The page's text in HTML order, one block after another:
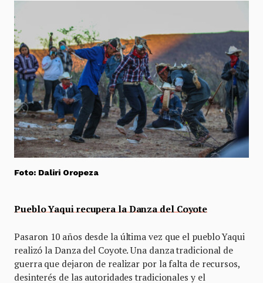
Foto: Daliri Oropeza
Pueblo Yaqui recupera la Danza del Coyote
Pasaron 10 años desde la última vez que el pueblo Yaqui
realizó la Danza del Coyote. Una danza tradicional de
guerra que dejaron de realizar por la falta de recursos,
desinterés de las autoridades tradicionales y el